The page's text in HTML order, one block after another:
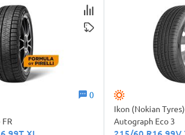
0
Ikon (Nokian Tyres)
Autograph Eco 3